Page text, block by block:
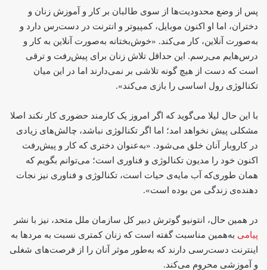
پس از وضع محدودیت‌ها از سوی طالبان بر کار و آموزش زنان و
دختران، اما او اکنون موبایل، کمپیوتر و انترنت در دست‌رس دارد و
به‌صورت آنلاین، کار می‌کند. «خوش‌بختانه به‌صورت آنلاین به کار و
درس‌هایم می‌رسم. این حداقل تلاش زنان برای پیش‌رفت و ترقی
است که دست از هیچ گونه تلاشی بر نمی‌دارند اما در این میان
تکنالوژی رول اساسی را بازی می‌کند».
با این حال لیلا می‌گوید که اگر امروز یک کارمند حضوری کار نکند اصلا
مشکلی پیش نخواهد امد؛ اما اگر تکنالوژی نباشد، چالش‌های زیادی
در کاروبار آنان خلق می‌شود. «به‌عنوان دختری که کار و پیش‌رفت
اکنون خود را مدیون تکنالوژی و فناوری است؛ می‌توانم بگویم که
همان طوری‌که آب مایه‌ی حیات است، تکنالوژی و فناوری نیز نجات
دهنده‌ی زندگی من بوده است».
در همین حال، انتونیو گوترش دبیر کل سازمان ملل متحد، نیز با نشر
پیامی به‌همین مناسبت گفته است که زنان کمتری نسبت به مردها به
اینترنت دست‌رسی دارند که به‌طور موثر آنان را از فرصت‌های شغلی
و آموزشی محروم می‌کند.